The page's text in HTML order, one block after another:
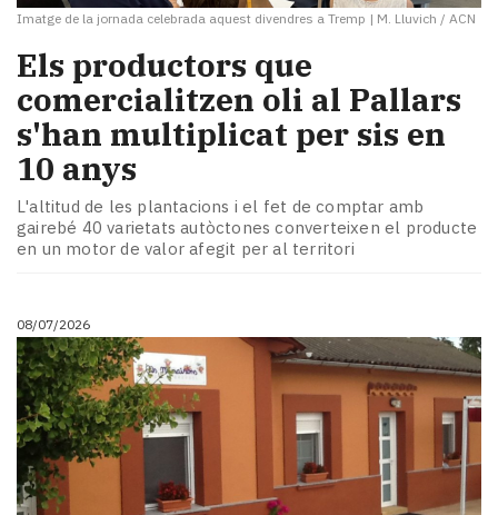
Imatge de la jornada celebrada aquest divendres a Tremp | M. Lluvich / ACN
Els productors que
comercialitzen oli al Pallars
s'han multiplicat per sis en
10 anys
L'altitud de les plantacions i el fet de comptar amb
gairebé 40 varietats autòctones converteixen el producte
en un motor de valor afegit per al territori
08/07/2026